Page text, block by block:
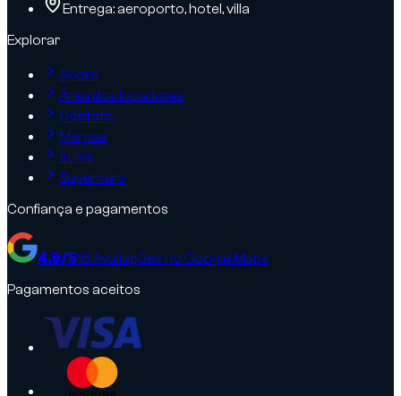
Entrega: aeroporto, hotel, villa
Explorar
Sobre
Área dos locadores
Contato
Marcas
SUVs
Supercars
Confiança e pagamentos
4.9/518 Avaliações no Google Maps
Pagamentos aceitos